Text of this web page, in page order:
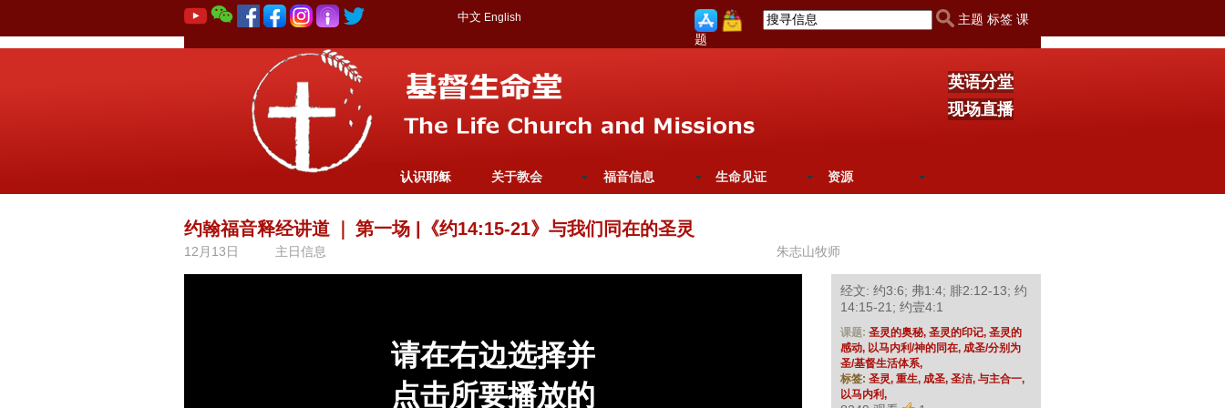
中文 English
主题 标签 课
题
英语分堂
现场直播
认识耶稣 关于教会 福音信息 生命见证 资源
约翰福音释经讲道 第一场 |《约14:15-21》与我们同在的圣灵
12月13日 主日信息 朱志山牧师
经文: 约3:6; 弗1:4; 腓2:12-13; 约
14:15-21; 约壹4:1
课题: 圣灵的奥秘, 圣灵的印记, 圣灵的
感动, 以马内利/神的同在, 成圣/分别为
圣/基督生活体系,
标签: 圣灵, 重生, 成圣, 圣洁, 与主合一,
以马内利,